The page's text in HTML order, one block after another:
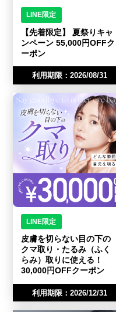
LINE限定
【先着限定】 夏祭りキャ
ンペーン 55,000円OFFク
ーポン
利用期限：2026/08/31
LINE限定
皮膚を切らない目の下の
クマ取り・たるみ（ふく
らみ）取りに使える！
30,000円OFFクーポン
利用期限：2026/12/31